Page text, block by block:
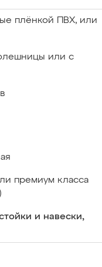
плёнкой ПВХ, или
или с
премиум класса
и навески,